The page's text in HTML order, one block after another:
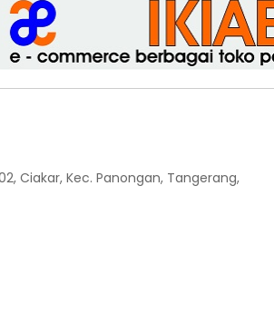
Ciakar, Kec. Panongan, Tangerang,